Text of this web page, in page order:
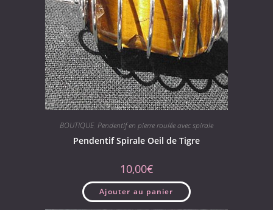
BOUTIQUE, Pendentif en pierre roulée avec spirale
Pendentif Spirale Oeil de Tigre
10,00€
Ajouter au panier